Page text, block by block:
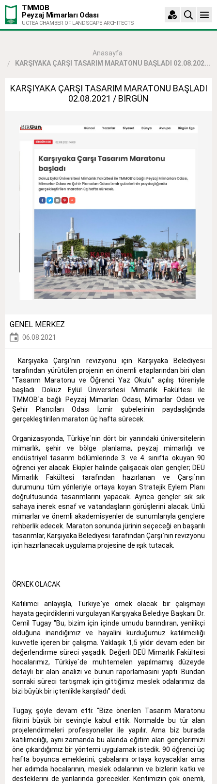
TMMOB
Peyzaj Mimarları Odası
UCTEA CHAMBER OF LANDSCAPE ARCHITECTS
Anasayfa
KARŞIYAKA ÇARŞI TASARIM MARATONU BAŞLADI 02.08.202...
KARŞIYAKA ÇARŞI TASARIM MARATONU BAŞLADI
02.08.2021 / BİRGÜN
GENEL MERKEZ
06.08.2021
Karşıyaka Çarşı`nın revizyonu için Karşıyaka Belediyesi
tarafından yürütülen projenin en önemli etaplarından biri olan
"Tasarım Maratonu ve Öğrenci Yaz Okulu" açılış töreniyle
başladı. Dokuz Eylül Üniversitesi Mimarlık Fakültesi ile
TMMOB`a bağlı Peyzaj Mimarları Odası, Mimarlar Odası ve
Şehir Plancıları Odası İzmir şubelerinin paydaşlığında
gerçekleştirilen maraton üç hafta sürecek.
Organizasyonda, Türkiye`nin dört bir yanındaki üniversitelerin
mimarlık, şehir ve bölge planlama, peyzaj mimarlığı ve
endüstriyel tasarım bölümlerinde 3. ve 4. sınıfta okuyan 90
öğrenci yer alacak. Ekipler halinde çalışacak olan gençler; DEÜ
Mimarlık Fakültesi tarafından hazırlanan ve Çarşı`nın
durumunu tüm yönleriyle ortaya koyan Stratejik Eylem Planı
doğrultusunda tasarımlarını yapacak. Ayrıca gençler sık sık
sahaya inerek esnaf ve vatandaşların görüşlerini alacak. Ünlü
mimarlar ve önemli akademisyenler de sunumlarıyla gençlere
rehberlik edecek. Maraton sonunda jürinin seçeceği en başarılı
tasarımlar, Karşıyaka Belediyesi tarafından Çarşı`nın revizyonu
için hazırlanacak uygulama projesine de ışık tutacak.
ÖRNEK OLACAK
Katılımcı anlayışla, Türkiye`ye örnek olacak bir çalışmayı
hayata geçirdiklerini vurgulayan Karşıyaka Belediye Başkanı Dr.
Cemil Tugay "Bu, bizim için içinde umudu barındıran, yenilikçi
olduğuna inandığımız ve hayalini kurduğumuz katılımcılığı
kuvvetle içeren bir çalışma. Yaklaşık 1,5 yıldır devam eden bir
değerlendirme süreci yaşadık. Değerli DEÜ Mimarlık Fakültesi
hocalarımız, Türkiye`de muhtemelen yapılmamış düzeyde
detaylı bir alan analizi ve bunun raporlamasını yaptı. Bundan
sonraki süreci tartışmak için gittiğimiz meslek odalarımız da
bizi büyük bir içtenlikle karşıladı" dedi.
Tugay, şöyle devam etti: "Bize önerilen Tasarım Maratonu
fikrini büyük bir sevinçle kabul ettik. Normalde bu tür alan
projelendirmeleri profesyoneller ile yapılır. Ama biz burada
katılımcılığı, aynı zamanda bu alanda eğitim alan gençlerimizi
öne çıkardığımız bir yöntemi uygulamak istedik. 90 öğrenci üç
hafta boyunca emeklerini, çabalarını ortaya koyacaklar ama
her adımda hocalarının, meslek odalarının ve bizlerin katkı ve
desteklerini de yanlarında görecekler. Kentimizin çok önemli,